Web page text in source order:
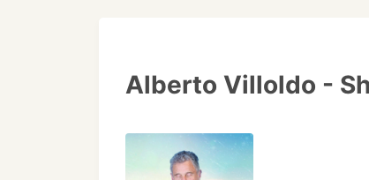
Alberto Villoldo -